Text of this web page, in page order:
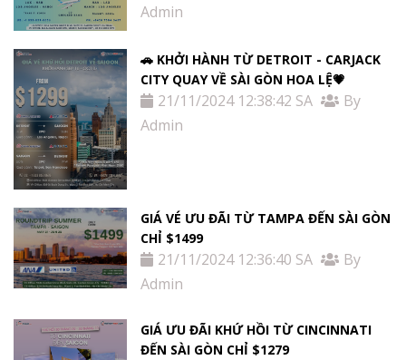
Admin
🚗 KHỞI HÀNH TỪ DETROIT - CARJACK
CITY QUAY VỀ SÀI GÒN HOA LỆ💗
21/11/2024 12:38:42 SA
By
Admin
GIÁ VÉ ƯU ĐÃI TỪ TAMPA ĐẾN SÀI GÒN
CHỈ $1499
21/11/2024 12:36:40 SA
By
Admin
GIÁ ƯU ĐÃI KHỨ HỒI TỪ ​​CINCINNATI
ĐẾN SÀI GÒN CHỈ $1279